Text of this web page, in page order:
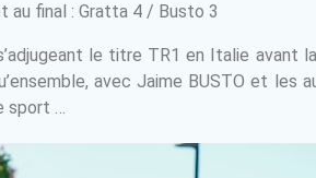
au final : Gratta 4 / Busto 3
le titre TR1 en Italie avant
avec Jaime BUSTO et les
sport …